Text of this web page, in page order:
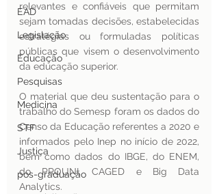
EAD
Legislação
Educação
Pesquisas
Medicina
STF
Justiça
pos-graduação
relevantes e confiáveis que permitam
sejam tomadas decisões, estabelecidas
estratégias ou formuladas políticas
públicas que visem o desenvolvimento
da educação superior.
O material que deu sustentação para o
trabalho do Semesp foram os dados do
Censo da Educação referentes a 2020 e
informados pelo Inep no início de 2022,
bem como dados do IBGE, do ENEM,
do PROUNI, CAGED e Big Data
Analytics.